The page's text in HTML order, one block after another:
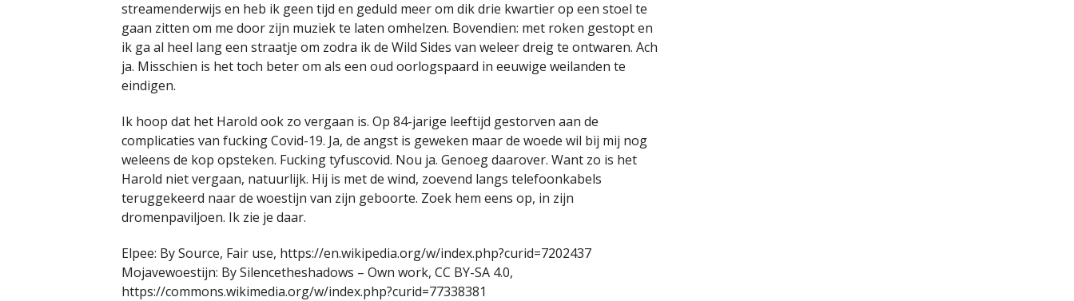
streamenderwijs en heb ik geen tijd en geduld meer om dik drie kwartier op een stoel te
gaan zitten om me door zijn muziek te laten omhelzen. Bovendien: met roken gestopt en
ik ga al heel lang een straatje om zodra ik de Wild Sides van weleer dreig te ontwaren. Ach
ja. Misschien is het toch beter om als een oud oorlogspaard in eeuwige weilanden te
eindigen.
Ik hoop dat het Harold ook zo vergaan is. Op 84-jarige leeftijd gestorven aan de
complicaties van fucking Covid-19. Ja, de angst is geweken maar de woede wil bij mij nog
weleens de kop opsteken. Fucking tyfuscovid. Nou ja. Genoeg daarover. Want zo is het
Harold niet vergaan, natuurlijk. Hij is met de wind, zoevend langs telefoonkabels
teruggekeerd naar de woestijn van zijn geboorte. Zoek hem eens op, in zijn
dromenpaviljoen. Ik zie je daar.
Elpee: By Source, Fair use, https://en.wikipedia.org/w/index.php?curid=7202437
Mojavewoestijn: By Silencetheshadows – Own work, CC BY-SA 4.0,
https://commons.wikimedia.org/w/index.php?curid=77338381